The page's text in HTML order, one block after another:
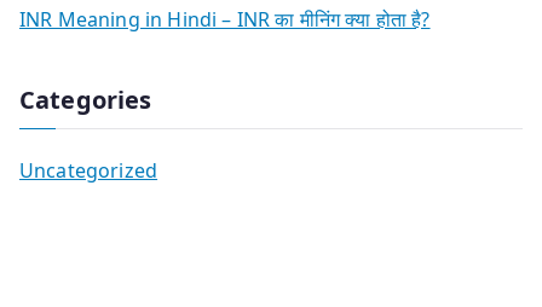
INR Meaning in Hindi – INR का मीनिंग क्या होता है?
Categories
Uncategorized